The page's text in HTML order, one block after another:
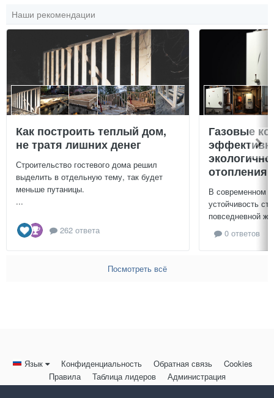
Наши рекомендации
Как построить теплый дом,
не тратя лишних денег
Строительство гостевого дома решил
выделить в отдельную тему, так будет
меньше путаницы.
...
262 ответа
Газовые
отопления
В современном
устойчивость
повседневной
0 ответов
Посмотреть всё
Язык Конфиденциальность Обратная связь
Cookies
Правила
Таблица лидеров Администрация